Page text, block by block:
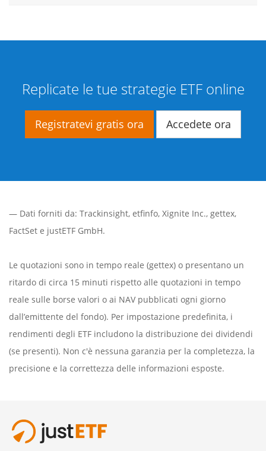
Replicate le tue strategie ETF online
Registratevi gratis ora Accedete ora
— Dati forniti da: Trackinsight, etfinfo, Xignite Inc., gettex,
FactSet e justETF GmbH.
Le quotazioni sono in tempo reale (gettex) o presentano un
ritardo di circa 15 minuti rispetto alle quotazioni in tempo
reale sulle borse valori o ai NAV pubblicati ogni giorno
dall’emittente del fondo). Per impostazione predefinita, i
rendimenti degli ETF includono la distribuzione dei dividendi
(se presenti). Non c'è nessuna garanzia per la completezza, la
precisione e la correttezza delle informazioni esposte.